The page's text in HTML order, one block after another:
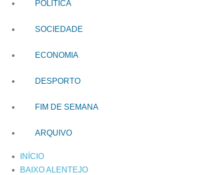
POLÍTICA
SOCIEDADE
ECONOMIA
DESPORTO
FIM DE SEMANA
ARQUIVO
INÍCIO
BAIXO ALENTEJO